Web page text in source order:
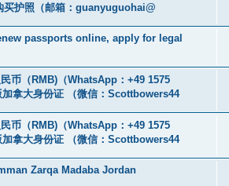
买护照（邮箱：guanyuguohai@
passports online, apply for legal
币（RMB)（WhatsApp：+49 1575
拿大身份证 （微信：Scottbowers44
币（RMB)（WhatsApp：+49 1575
拿大身份证 （微信：Scottbowers44
Zarqa Madaba Jordan